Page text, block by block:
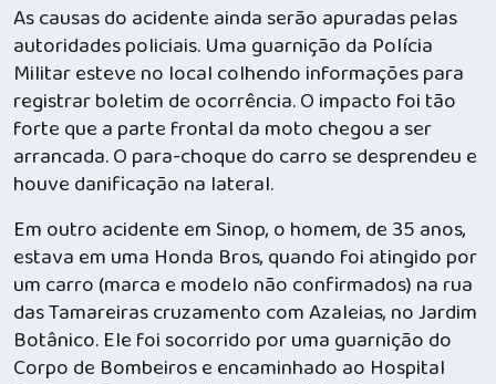
As causas do acidente ainda serão apuradas pelas
autoridades policiais. Uma guarnição da Polícia
Militar esteve no local colhendo informações para
registrar boletim de ocorrência. O impacto foi tão
forte que a parte frontal da moto chegou a ser
arrancada. O para-choque do carro se desprendeu e
houve danificação na lateral.
Em outro acidente em Sinop, o homem, de 35 anos,
estava em uma Honda Bros, quando foi atingido por
um carro (marca e modelo não confirmados) na rua
das Tamareiras cruzamento com Azaleias, no Jardim
Botânico. Ele foi socorrido por uma guarnição do
Corpo de Bombeiros e encaminhado ao Hospital